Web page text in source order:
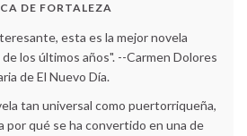
DE FORTALEZA
esta es la mejor novela
los últimos años". --Carmen Dolores
de El Nuevo Día.
tan universal como puertorriqueña,
por qué se ha convertido en una de